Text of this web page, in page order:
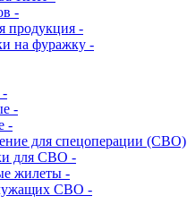
-
продукция -
на фуражку -
-
-
-
для спецоперации (СВО)
для СВО -
жилеты -
СВО -